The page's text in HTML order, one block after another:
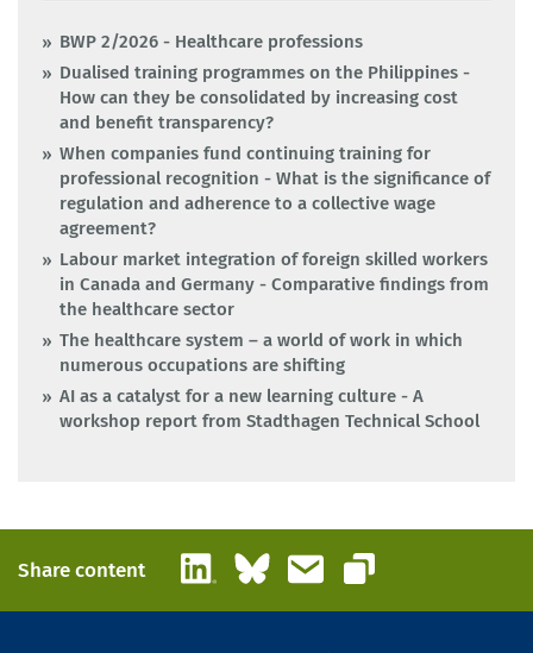
BWP 2/2026 - Healthcare professions
Dualised training programmes on the Philippines -
How can they be consolidated by increasing cost
and benefit transparency?
When companies fund continuing training for
professional recognition - What is the significance of
regulation and adherence to a collective wage
agreement?
Labour market integration of foreign skilled workers
in Canada and Germany - Comparative findings from
the healthcare sector
The healthcare system – a world of work in which
numerous occupations are shifting
AI as a catalyst for a new learning culture - A
workshop report from Stadthagen Technical School
Share content LinkedInBlueskyEmail
Copy link